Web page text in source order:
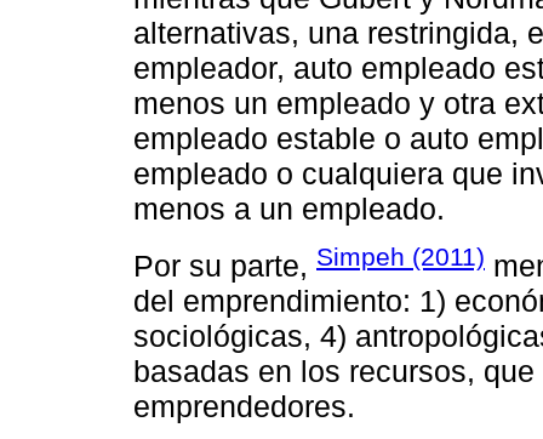
alternativas, una restringida,
empleador, auto empleado
menos un empleado y otra
empleado estable o auto
empleado o cualquiera que
menos a un empleado.
Por su parte, Simpeh (2011)
del emprendimiento: 1)
sociológicas, 4)
basadas en los recursos,
emprendedores.